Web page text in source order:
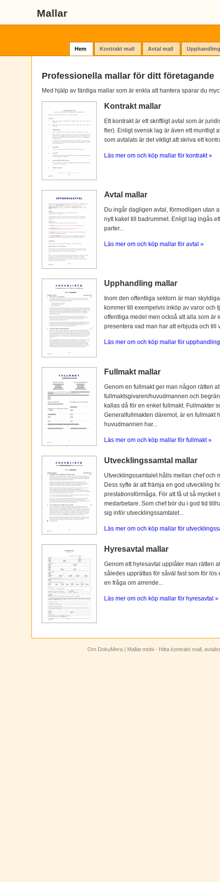
Mallar
Hem Kontrakt mall Avtal mall
Professionella mallar för ditt företagande
Med hjälp av färdiga mallar som är enkla att hantera sparar du
Kontrakt mallar
Ett kontrakt är ett skriftligt avtal som är
fler). Enligt svensk lag är även ett muntligt
som avtalats är det viktigt att skriva ett
Läs mer om och köp mallar för kontrakt »
Avtal mallar
Du ingår dagligen avtal, förmodligen utan
nytt kakel till badrummet. Enligt lag ingås
parter...
Läs mer om och köp mallar för avtal »
Upphandling mallar
Inom den offentliga sektorn är man
kommer till exempelvis inköp av varor och
offentliga medel men också att alla som är
presentera vad man har att erbjuda och till
Läs mer om och köp mallar för
Fullmakt mallar
Genom en fullmakt ger man någon rätten
fullmaktsgivaren/huvudmannen och
kallas då för en enkel fullmakt. Fullmakter
Generalfullmakten däremot, är en fullmakt
huvudmannen har...
Läs mer om och köp mallar för fullmakt »
Utvecklingssamtal mallar
Utvecklingssamtalet hålls mellan chef och
Dess syfte är att främja en god utveckling
prestationsförmåga. För att få ut så
medarbetare. Som chef bör du i god tid
sig inför utvecklingssamtalet...
Läs mer om och köp mallar för
Hyresavtal mallar
Genom ett hyresavtal upplåter man rätten
således upprättas för såväl fast som för
en fråga om arrende...
Läs mer om och köp mallar för hyresavtal »
Om DokuMera | Mallar.mobi - Hitta kontrakt mall,